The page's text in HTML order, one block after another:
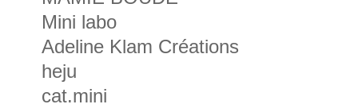
Mini labo
Adeline Klam Créations
heju
cat.mini